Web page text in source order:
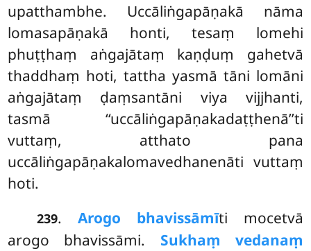
upatthambhe. Uccāliṅgapāṇakā nāma
lomasapāṇakā honti, tesaṃ lomehi
phuṭṭhaṃ aṅgajātaṃ kaṇḍuṃ gahetvā
thaddhaṃ hoti, tattha yasmā tāni lomāni
aṅgajātaṃ ḍaṃsantāni viya vijjhanti,
tasmā ‘‘uccāliṅgapāṇakadaṭṭhenā’’ti
vuttaṃ, atthato pana
uccāliṅgapāṇakalomavedhanenāti vuttaṃ
hoti.
239. Arogo bhavissāmīti mocetvā
arogo bhavissāmi. Sukhaṃ vedanaṃ